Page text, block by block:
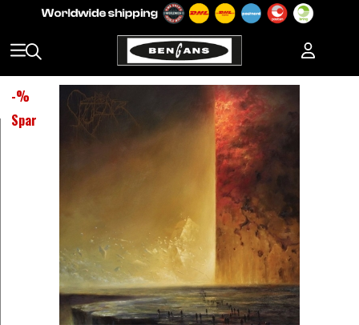
-%
Spar